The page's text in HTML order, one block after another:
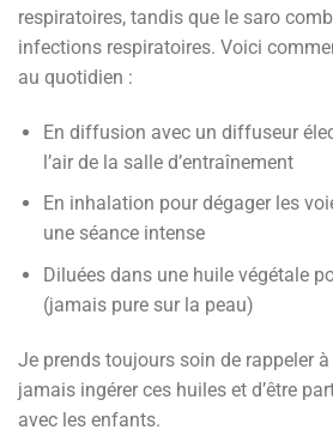
respiratoires, tandis que le saro
infections respiratoires. Voici
au quotidien :
En diffusion avec un diffuseur
l’air de la salle d’entraînement
En inhalation pour dégager les
une séance intense
Diluées dans une huile végétale
(jamais pure sur la peau)
Je prends toujours soin de rappeler
jamais ingérer ces huiles et d’être
avec les enfants.